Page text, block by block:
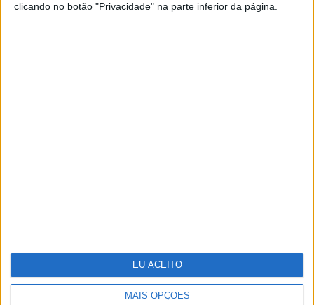
clicando no botão "Privacidade" na parte inferior da página.
MAIS OPÇÕES
EU ACEITO